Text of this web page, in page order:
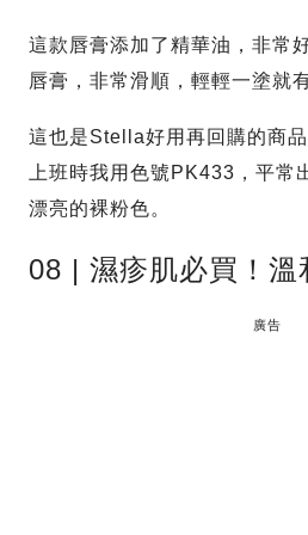
這款唇膏添加了精華油，非常
唇膏，非常滑順，輕輕一塗就
這也是Stella好用再回購的商品
上班時我用色號PK433，平常
漂亮的裸粉色。
08 | 濕疹肌必買！溫
廣告